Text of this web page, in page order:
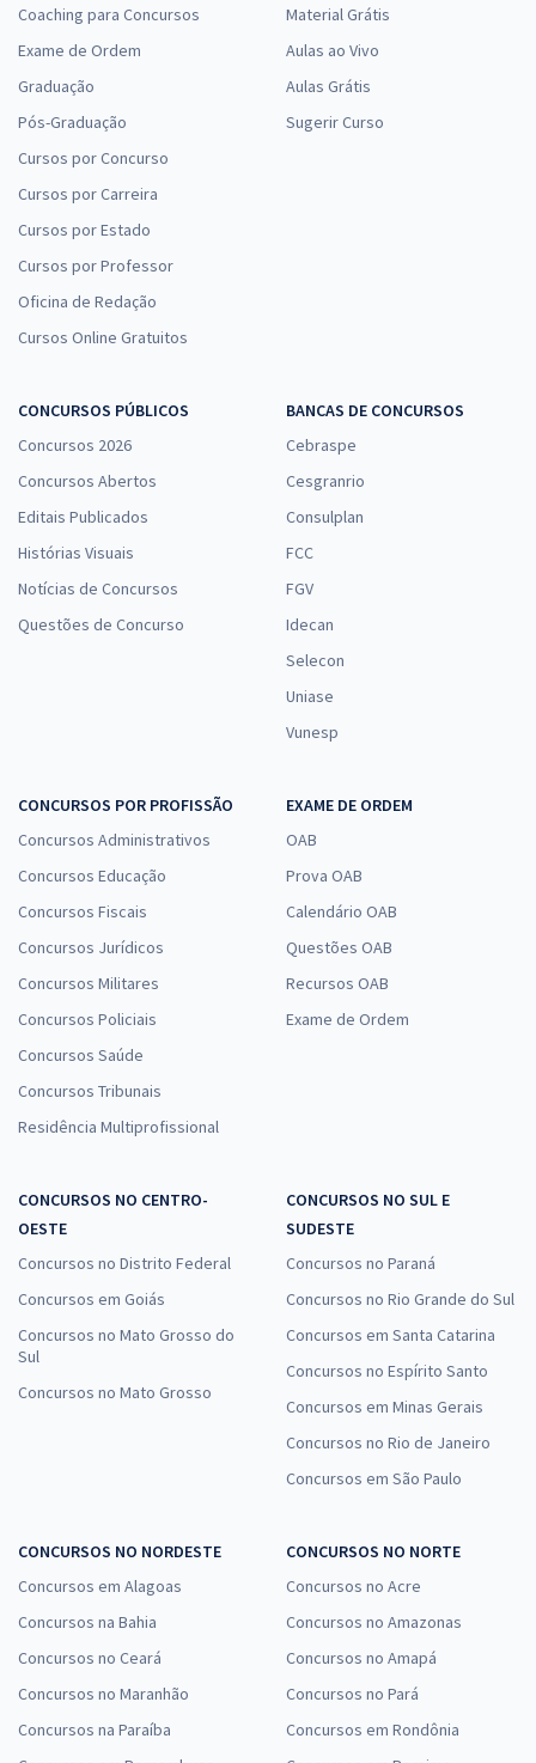
Coaching para Concursos
Exame de Ordem
Graduação
Pós-Graduação
Cursos por Concurso
Cursos por Carreira
Cursos por Estado
Cursos por Professor
Oficina de Redação
Cursos Online Gratuitos
Material Grátis
Aulas ao Vivo
Aulas Grátis
Sugerir Curso
CONCURSOS PÚBLICOS
Concursos 2026
Concursos Abertos
Editais Publicados
Histórias Visuais
Notícias de Concursos
Questões de Concurso
BANCAS DE CONCURSOS
Cebraspe
Cesgranrio
Consulplan
FCC
FGV
Idecan
Selecon
Uniase
Vunesp
CONCURSOS POR PROFISSÃO
Concursos Administrativos
Concursos Educação
Concursos Fiscais
Concursos Jurídicos
Concursos Militares
Concursos Policiais
Concursos Saúde
Concursos Tribunais
Residência Multiprofissional
EXAME DE ORDEM
OAB
Prova OAB
Calendário OAB
Questões OAB
Recursos OAB
Exame de Ordem
CONCURSOS NO CENTRO-
OESTE
Concursos no Distrito Federal
Concursos em Goiás
Concursos no Mato Grosso do
Sul
Concursos no Mato Grosso
CONCURSOS NO SUL E
SUDESTE
Concursos no Paraná
Concursos no Rio Grande do Sul
Concursos em Santa Catarina
Concursos no Espírito Santo
Concursos em Minas Gerais
Concursos no Rio de Janeiro
Concursos em São Paulo
CONCURSOS NO NORDESTE
Concursos em Alagoas
Concursos na Bahia
Concursos no Ceará
Concursos no Maranhão
Concursos na Paraíba
CONCURSOS NO NORTE
Concursos no Acre
Concursos no Amazonas
Concursos no Amapá
Concursos no Pará
Concursos em Rondônia